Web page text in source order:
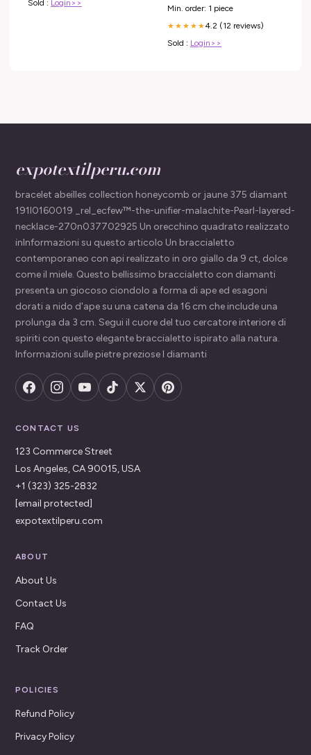
Sold : Login>>
Min. order: 1 piece
★★★★★4.2 (12 reviews)
Sold : Login>>
expotextilperu.com
bracelet abeilles collection honeycomb or jaune 375 diamant
191l0160019 _rel_ecfew™-the-unifier-malachite-Pearl-layered-
necklace-270n037702925 Un orecchino quadrato realizzato
inInformazioni su questo articolo Un braccialetto
contemporaneo con api realizzato in oro giallo da 9 ct, dolce
come il miele. Questo bellissimo braccialetto con diamanti
presenta un giocoso ciondolo a forma di ape ed esagoni
dorati a nido d'ape su una catena da 16 cm che include una
prolunga da 3 cm. Segui il cuore del tuo cercatore interiore di
spiriti con questo elegante braccialetto ispirato alla natura.
Informazioni sulle pietre preziose I diamanti
CONTACT US
123 Commerce Street
Los Angeles, CA 90015, USA
+1 (323) 325-2832
[email protected]
expotextilperu.com
ABOUT
About Us
Contact Us
FAQ
Track Order
POLICIES
Refund Policy
Privacy Policy